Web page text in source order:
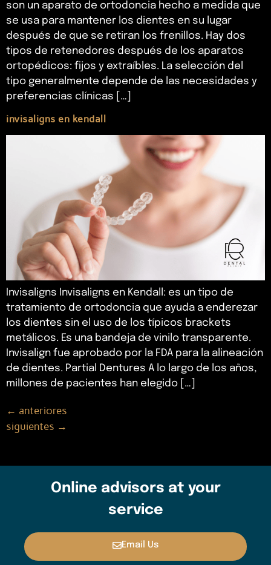
son un aparato de ortodoncia hecho a medida que
se usa para mantener los dientes en su lugar
después de que se retiran los frenillos. Hay dos
tipos de retenedores después de los aparatos
ortopédicos: fijos y extraíbles. La selección del
tipo generalmente depende de las necesidades y
preferencias clínicas […]
invisaligns en kendall
Invisaligns Invisaligns en Kendall: es un tipo de
tratamiento de ortodoncia que ayuda a enderezar
los dientes sin el uso de los típicos brackets
metálicos. Es una bandeja de vinilo transparente.
Invisalign fue aprobado por la FDA para la alineación
de dientes. Partial Dentures A lo largo de los años,
millones de pacientes han elegido […]
← anteriores
siguientes →
Online advisors at your
service
Email Us